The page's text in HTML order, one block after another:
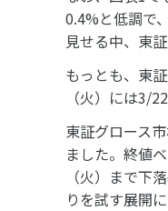
0.4%と低調で
見せる中、東
もっとも、東
（火）には3/
東証グロース
ました。終値
（火）まで下
りを試す展開